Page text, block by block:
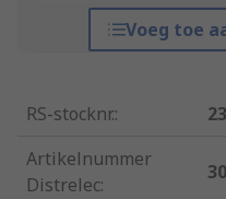
Voeg toe
RS-stocknr.:
Artikelnummer
Distrelec: